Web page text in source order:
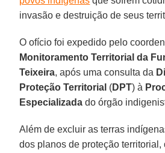
invasão e destruição de seus
O ofício foi expedido pelo
Monitoramento Territorial da
Teixeira, após uma consulta da
Proteção Territorial (DPT) à
Especializada do órgão
Além de excluir as terras
dos planos de proteção territorial,